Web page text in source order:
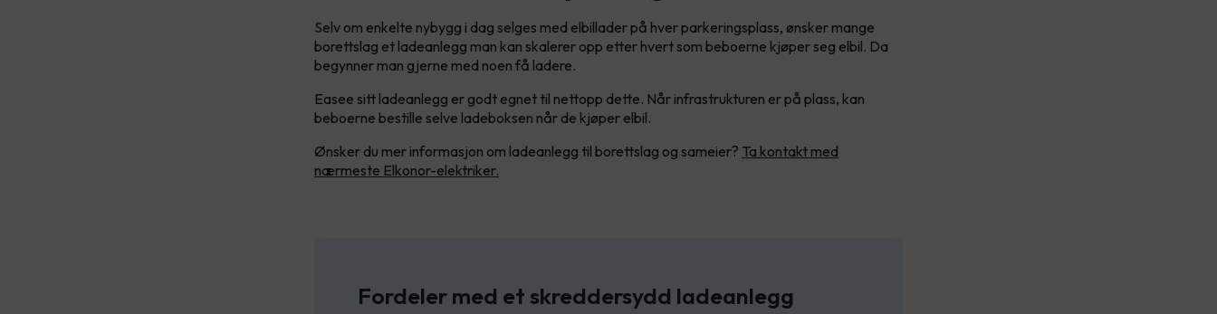
Selv om enkelte nybygg i dag selges med elbillader på hver parkeringsplass, ønsker mange
borettslag et ladeanlegg man kan skalerer opp etter hvert som beboerne kjøper seg elbil. Da
begynner man gjerne med noen få ladere.
Easee sitt ladeanlegg er godt egnet til nettopp dette. Når infrastrukturen er på plass, kan
beboerne bestille selve ladeboksen når de kjøper elbil.
Ønsker du mer informasjon om ladeanlegg til borettslag og sameier? Ta kontakt med
nærmeste Elkonor-elektriker.
Fordeler med et skreddersydd ladeanlegg